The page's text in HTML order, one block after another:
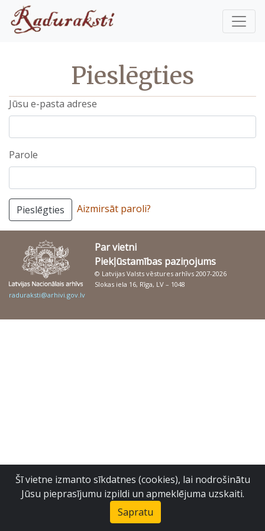
Pieslēgties
Jūsu e-pasta adrese
Parole
Pieslēgties Aizmirsāt paroli?
Par vietni
Piekļūstamības paziņojums
© Latvijas Valsts vēstures arhīvs 2007-2026
Slokas iela 16, Rīga, LV – 1048
raduraksti@arhivi.gov.lv
Šī vietne izmanto sīkdatnes (cookies), lai nodrošinātu
Jūsu pieprasījumu izpildi un apmeklējuma uzskaiti.
Sapratu